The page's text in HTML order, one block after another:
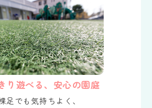
り遊べる、安心の園庭
足でも気持ちよく、